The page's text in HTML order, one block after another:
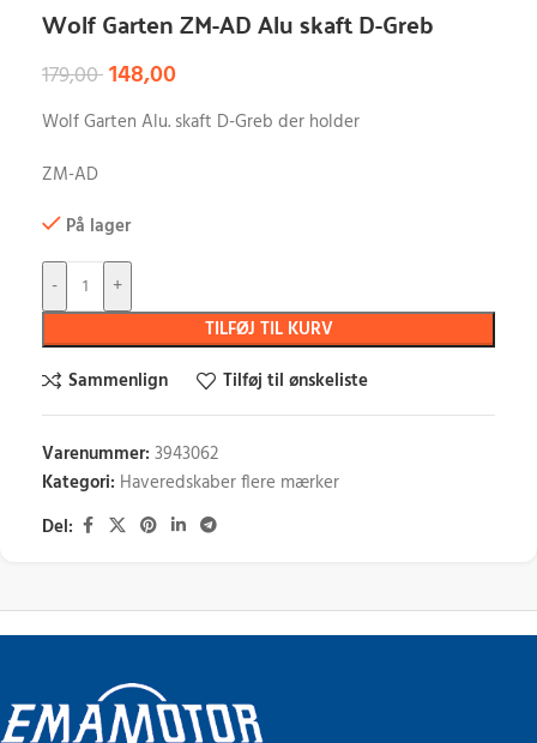
Wolf Garten ZM-AD Alu skaft D-Greb
179,00148,00
Wolf Garten Alu. skaft D-Greb der holder
ZM-AD
På lager
-
+
TILFØJ TIL KURV
Sammenlign
Tilføj til ønskeliste
Varenummer: 3943062
Kategori: Haveredskaber flere mærker
Del: